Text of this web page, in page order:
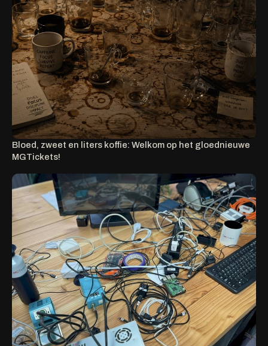
Bloed, zweet en liters koffie: Welkom op het gloednieuwe
MGTickets!